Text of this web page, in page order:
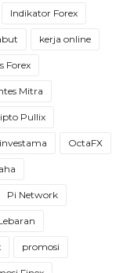
Indikator Forex
kerja online
Forex
Mitra
Pullix
OctaFX
Pi Network
promosi